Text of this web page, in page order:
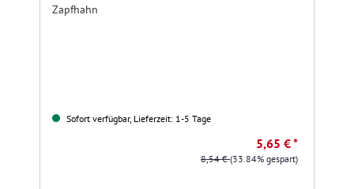
Zapfhahn
Sofort verfügbar, Lieferzeit: 1-5 Tage
5,65 € *
8,54 €(33.84% gespart)